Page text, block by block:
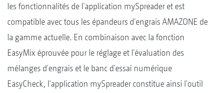
les fonctionnalités de l'application mySpreader et est
compatible avec tous les épandeurs d'engrais AMAZONE de
la gamme actuelle. En combinaison avec la fonction
EasyMix éprouvée pour le réglage et l'évaluation des
mélanges d'engrais et le banc d'essai numérique
EasyCheck, l'application mySpreader constitue ainsi l'outil